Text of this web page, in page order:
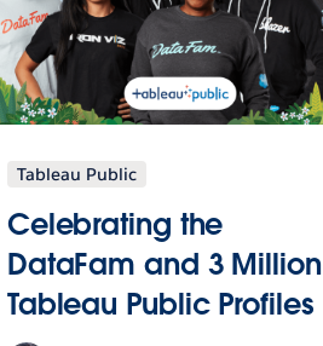
Tableau Public
Celebrating the
DataFam and 3 Million
Tableau Public Profiles